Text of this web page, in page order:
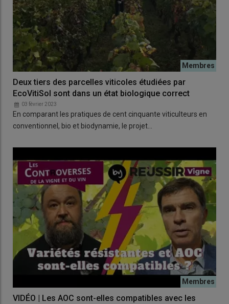
Deux tiers des parcelles viticoles étudiées par
EcoVitiSol sont dans un état biologique correct
03 février 2023
En comparant les pratiques de cent cinquante viticulteurs en
conventionnel, bio et biodynamie, le projet…
VIDÉO | Les AOC sont-elles compatibles avec les